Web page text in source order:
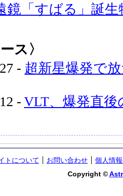
鏡「すばる」誕
ス〉
- 超新星爆発で
-VLT、爆発直後
トについて お問い合わせ
個人情
Copyright ©